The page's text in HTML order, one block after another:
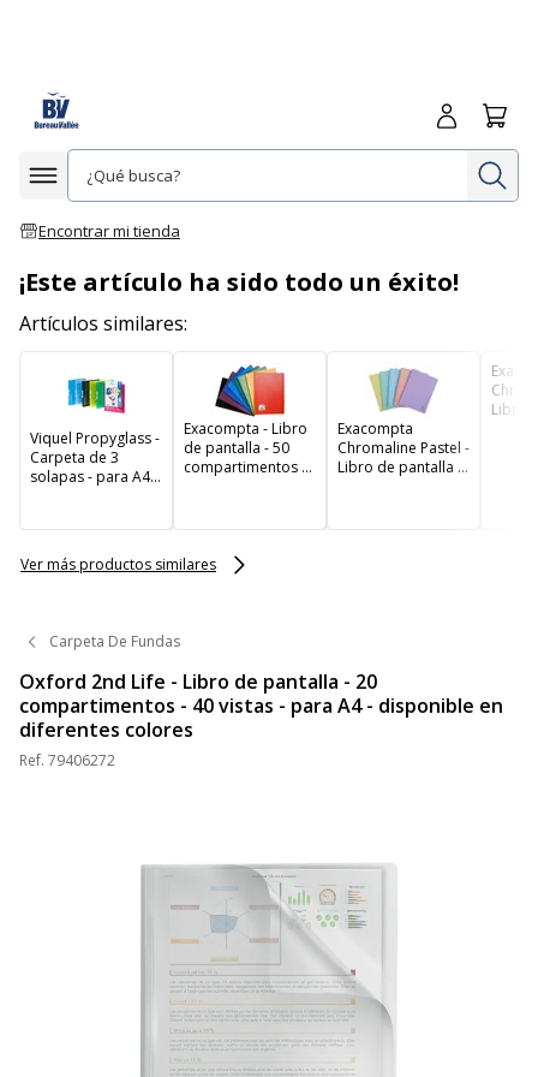
Afficher la navigation
Encontrar mi tienda
Iniciar
¡Este artículo ha sido todo un éxito!
Artículos similares:
Viquel Propyglass -
Carpeta de 3
solapas - para A4 -
Exacompta - Libro
de pantalla - 50
compartimentos -
diferentes colores
Exacompta
Chromaline Pastel -
Libro de pantalla -
80 vistas - para A4
Libro
Ver más productos similares
Carpeta De Fundas
Oxford 2nd Life - Libro de pantalla - 20
compartimentos - 40 vistas - para A4 - disponible en
diferentes colores
Ref. 79406272